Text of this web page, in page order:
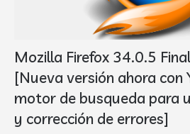
Mozilla Firefox 34.0.5
[Nueva versión ahora con
motor de busqueda para
y corrección de errores]